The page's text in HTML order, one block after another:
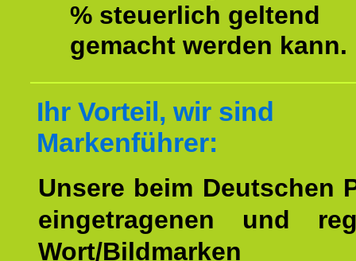
% steuerlich geltend
gemacht werden kann.
Ihr Vorteil, wir sind
Markenführer:
Unsere beim Deutschen
eingetragenen und
Wort/Bildmarken